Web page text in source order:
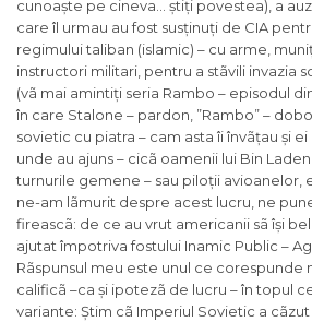
cunoaște pe cineva… știți povestea), a
care îl urmau au fost susținuți de CIA
regimului taliban (islamic) – cu arme,
instructori militari, pentru a stãvili invazia
(vã mai amintiți seria Rambo – episodul
în care Stalone – pardon, ”Rambo” –
sovietic cu piatra – cam asta îi învãțau și
unde au ajuns – cicã oamenii lui Bin
turnurile gemene – sau piloții avioanelor,
ne-am lãmurit despre acest lucru, ne
fireascã: de ce au vrut americanii sã își
ajutat împotriva fostului Inamic Public –
Rãspunsul meu este unul ce corespunde
calificã –ca și ipotezã de lucru – în topul
variante: Știm cã Imperiul Sovietic a